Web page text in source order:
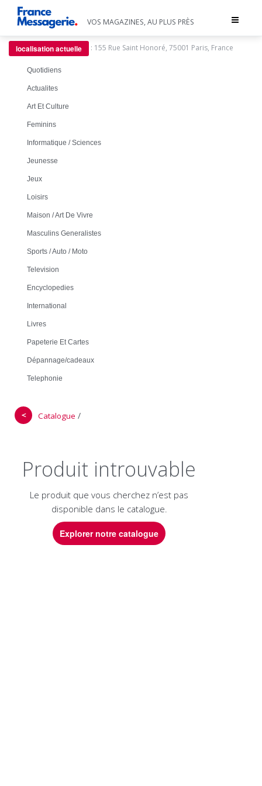
Toggle
VOS MAGAZINES, AU PLUS PRÈS
localisation actuelle : 155 Rue Saint Honoré, 75001 Paris, France
Quotidiens
Actualites
Art Et Culture
Feminins
Informatique / Sciences
Jeunesse
Jeux
Loisirs
Maison / Art De Vivre
Masculins Generalistes
Sports / Auto / Moto
Television
Encyclopedies
International
Livres
Papeterie Et Cartes
Dépannage/cadeaux
Telephonie
＜ Catalogue /
Produit introuvable
Le produit que vous cherchez n’est pas
disponible dans le catalogue.
Explorer notre catalogue